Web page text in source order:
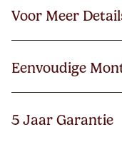
Voor Meer
Eenvoudige
5 Jaar Garantie